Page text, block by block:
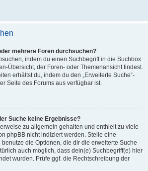
mehrere Foren durchsuchen?
indem du einen Suchbegriff in die Suchbox
Übersicht, der Foren- oder Themenansicht findest.
erhältst du, indem du den „Erweiterte Suche“-
Seite des Forums aus verfügbar ist.
Suche keine Ergebnisse?
zu allgemein gehalten und enthielt zu viele
phpBB nicht indiziert werden. Stelle eine
die Optionen, die dir die erweiterte Suche
auch möglich, dass dein(e) Suchbegriff(e) hier
wurden. Prüfe ggf. die Rechtschreibung der